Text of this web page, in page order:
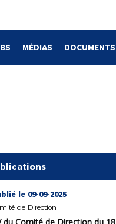
MÉDIAS DOCUMENTS
le 09-09-2025
de Direction